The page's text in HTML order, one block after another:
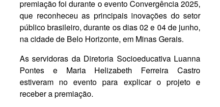
premiação foi durante o evento Convergência 2025,
que reconheceu as principais inovações do setor
público brasileiro, durante os dias 02 e 04 de junho,
na cidade de Belo Horizonte, em Minas Gerais.
As servidoras da Diretoria Socioeducativa Luanna
Pontes e Maria Helizabeth Ferreira Castro
estiveram no evento para explicar o projeto e
receber a premiação.